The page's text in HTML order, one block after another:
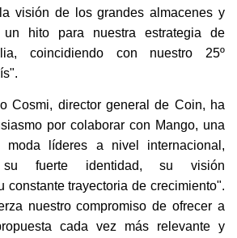
visión de los grandes almacenes y
un hito para nuestra estrategia de
coincidiendo con nuestro 25º
Cosmi, director general de Coin, ha
por colaborar con Mango, una
líderes a nivel internacional,
su fuerte identidad, su visión
constante trayectoria de crecimiento".
nuestro compromiso de ofrecer a
cada vez más relevante y